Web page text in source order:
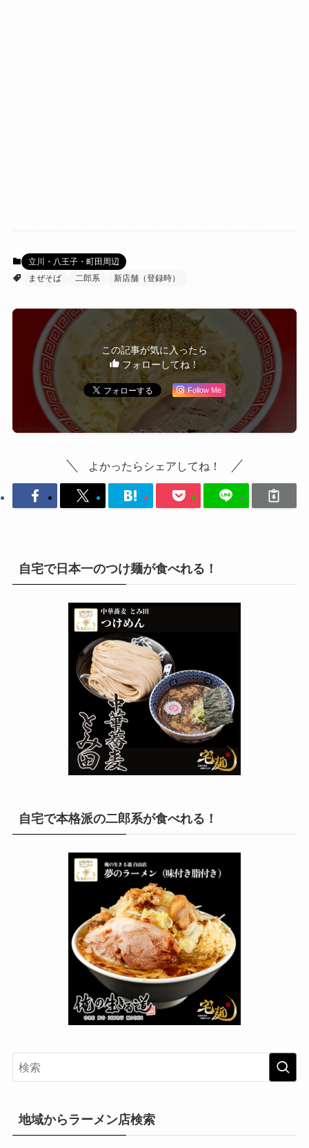
立川・八王子・町田周辺
まぜそば
二郎系 新店舗（登録時）
この記事が気に入ったら
フォローしてね！
Follow Me
よかったらシェアしてね！
自宅で日本一のつけ麺が食べれる！
自宅で本格派の二郎系が食べれる！
地域からラーメン店検索